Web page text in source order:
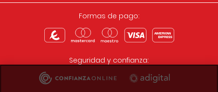
Formas de pago:
Seguridad y confianza: